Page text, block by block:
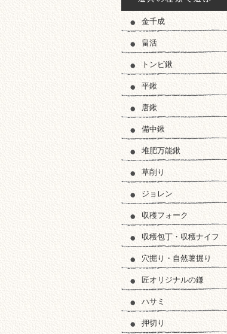
金千成
畠活
トンビ鍬
平鍬
唐鍬
備中鍬
堆肥万能鍬
草削り
ジョレン
収穫フォーク
収穫包丁・収穫ナイフ
穴掘り・自然薯掘り
匠オリジナルの鎌
ハサミ
押切り